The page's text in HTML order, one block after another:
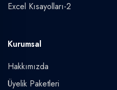
Excel Kısayolları-2
Kurumsal
Hakkımızda
Üyelik Paketleri